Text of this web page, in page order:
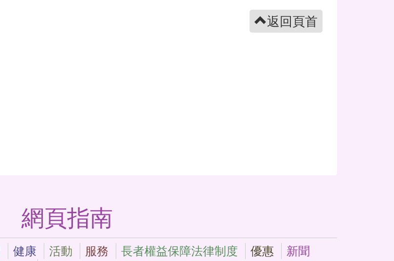
返回頁首
網頁指南
健康 活動 服務 長者權益保障法律制度 優惠
新聞